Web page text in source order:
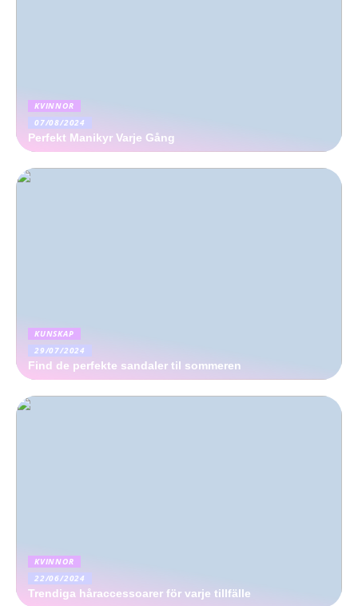
KVINNOR
07/08/2024
Perfekt Manikyr Varje Gång
KUNSKAP
29/07/2024
Find de perfekte sandaler til sommeren
KVINNOR
22/06/2024
Trendiga håraccessoarer för varje tillfälle